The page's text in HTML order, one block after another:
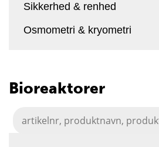
Sikkerhed & renhed
Osmometri & kryometri
Bioreaktorer